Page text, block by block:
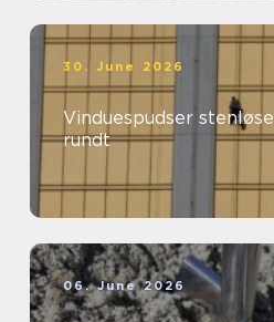
30. June 2026
Vinduespudser stenløse klar udsigt året
rundt
06. June 2026